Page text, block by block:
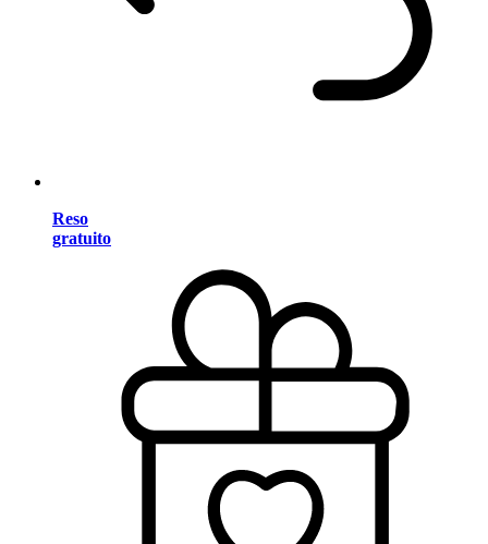
Reso
gratuito